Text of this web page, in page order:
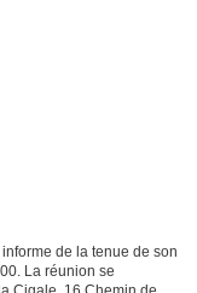
de la tenue de son
La réunion se